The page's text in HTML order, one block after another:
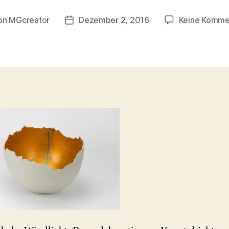
MGcreator Beitragsdatum
Dezember 2, 2016 Keine